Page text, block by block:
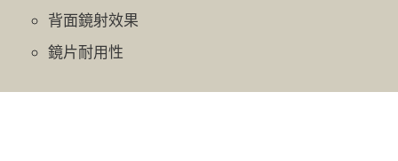
背面鏡射效果
鏡片耐用性